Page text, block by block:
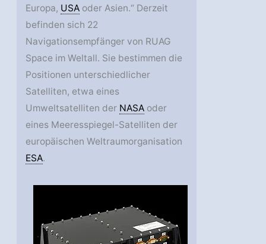
Europa, USA oder Asien.“ Derzeit
befinden sich 22
Navigationsempfänger von RUAG
Space im Weltall. Sie bestimmen die
Positionen unterschiedlicher
Satelliten, etwa eines
Umweltsatelliten der NASA oder
eines Meeresspiegel-Satelliten der
europäischen Weltraumorganisation
ESA.